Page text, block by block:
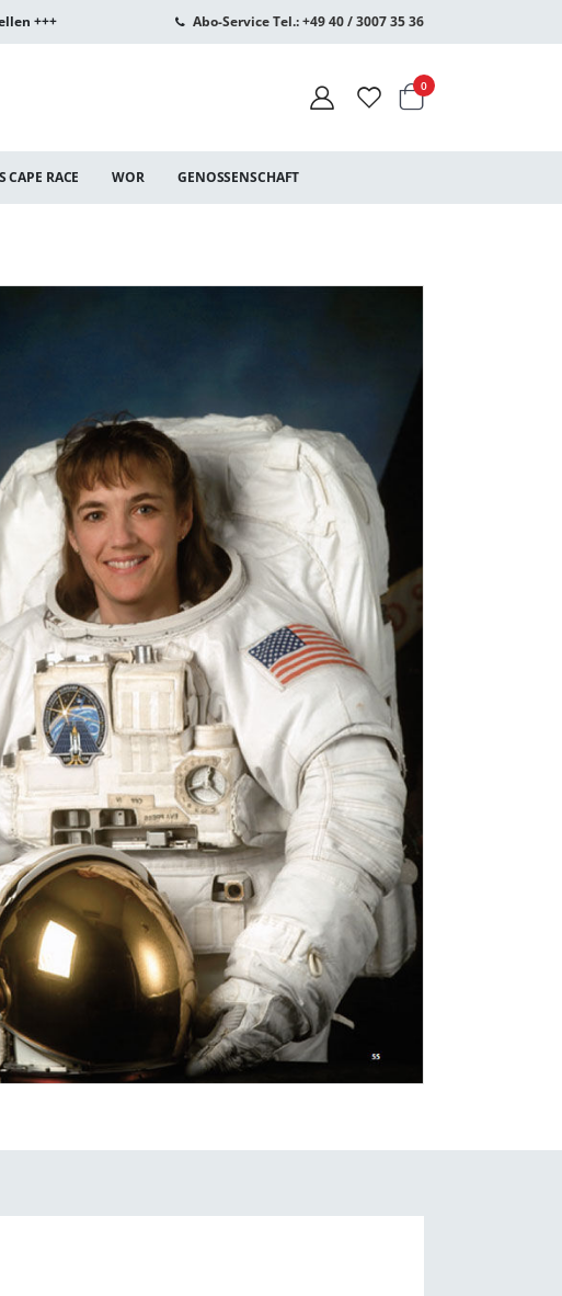
+++ Abo-Service Tel.: +49 40 / 3007 35 36
Warenkorb
0Artikel
CAPE RACE WOR GENOSSENSCHAFT